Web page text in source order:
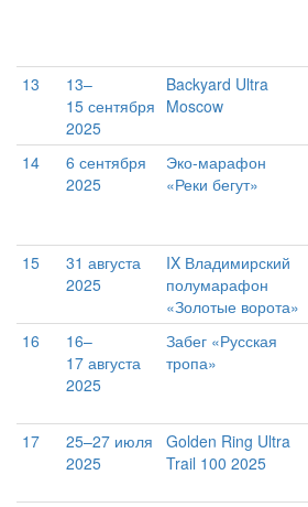
13
13–
15 сентября
2025
Backyard Ultra
Moscow
14
6 сентября
2025
Эко-марафон
«Реки бегут»
15
31 августа
2025
IX Владимирский
полумарафон
«Золотые ворота»
16
16–
17 августа
2025
Забег «Русская
тропа»
17
25–27 июля
2025
Golden Ring Ultra
Trail 100 2025